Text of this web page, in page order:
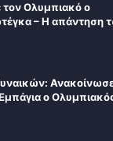
τον Ολυμπιακό ο
– Η απάντηση
ο